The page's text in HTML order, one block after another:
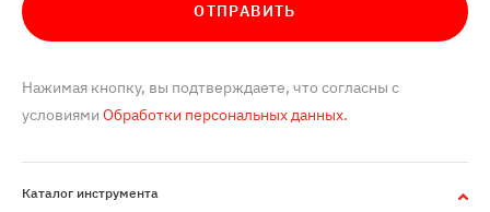
ОТПРАВИТЬ
Нажимая кнопку, вы подтверждаете, что согласны с
условиями Обработки персональных данных.
Каталог инструмента